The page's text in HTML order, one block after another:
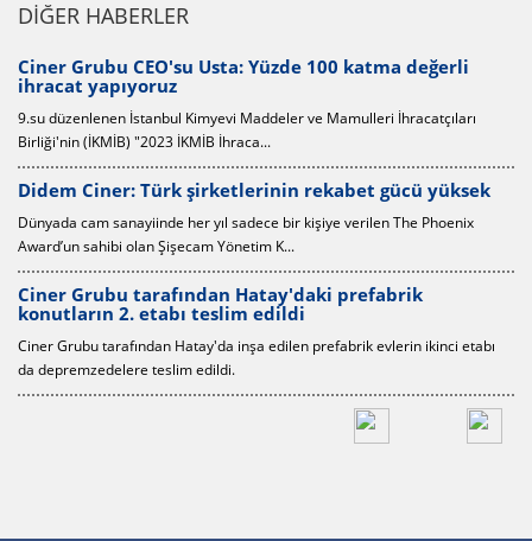
DİĞER HABERLER
değerli
yüksek
Phoenix
ikinci etabı
Ciner Grubu'ndan afetzedelere destek
Ciner Grubu'nun 65 günde tamamladığı 100 kalıcı
depremzedelere teslim ediliyor.
Alibaba Grup Başkanı'ndan Ciner Medya
ziyaret
Alibaba Grup Holding Başkanı Michael Evans, Ciner Medya
nezaket ziyaretinde bulundu. Evans, Ciner ...
Ciner Grubu ve Şişecam'dan ABD'de liman
yatırımı
Şişecam, ABD’deki doğal soda külü yatırımının lojistik
Grubu ile birlikte Kaliforniy...